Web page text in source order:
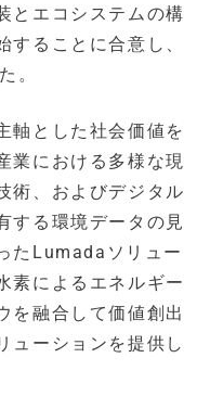
とエコシステムの構
ることに合意し、
。
軸とした社会価値を
業における多様な現
術、およびデジタル
する環境データの見
たLumadaソリュー
素によるエネルギー
を融合して価値創出
ューションを提供し